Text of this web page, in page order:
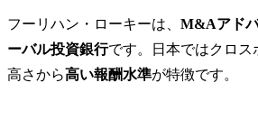
フーリハン・ローキーの年収とボーナ
給与構成：ボーナス比率が非常に高
ボーナスは会社の業績と個人の成果
フーリハン・ローキーは、 M&Aアド
ーバル投資銀行です。日本ではクロ
高さから高い報酬水準が特徴です。